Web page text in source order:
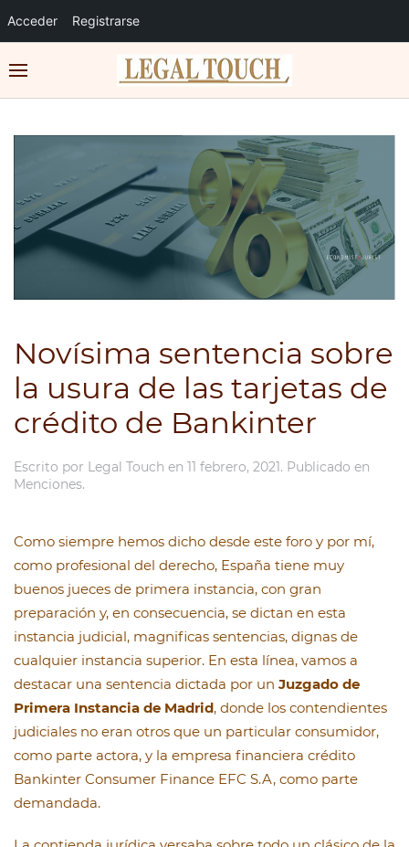
Acceder Registrarse
Novísima sentencia sobre
la usura de las tarjetas de
crédito de Bankinter
Escrito por Legal Touch en 11 febrero, 2021. Publicado en
Menciones.
Como siempre hemos dicho desde este foro y por mí,
como profesional del derecho, España tiene muy
buenos jueces de primera instancia, con gran
preparación y, en consecuencia, se dictan en esta
instancia judicial, magnificas sentencias, dignas de
cualquier instancia superior. En esta línea, vamos a
destacar una sentencia dictada por un Juzgado de
Primera Instancia de Madrid, donde los contendientes
judiciales no eran otros que un particular consumidor,
como parte actora, y la empresa financiera crédito
Bankinter Consumer Finance EFC S.A, como parte
demandada.